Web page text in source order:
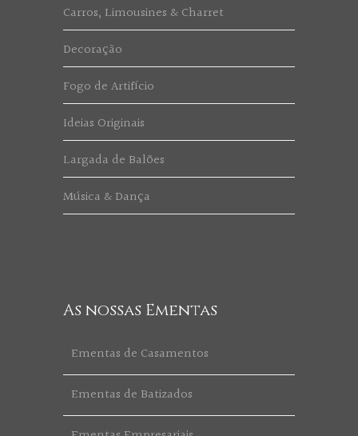
Carros, Limousines & Charret
Decoração
Fogo de Artifício
Ideias Originais
Largada de Balões
Música & Dança
As nossas Ementas
Ementas de Casamentos
Ementas de Batizados